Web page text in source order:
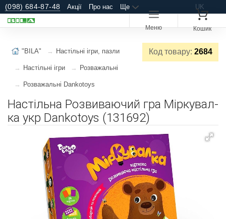
(098) 684-87-48 Акції Про нас Ще UK
Меню Кошик
Код товару: 2684
"BILA" Настільні ігри, пазли
Настільні ігри Розважальні
Розважальні Dankotoys
Настільна Розвиваючий гра Міркувал-
ка укр Dankotoys (131692)